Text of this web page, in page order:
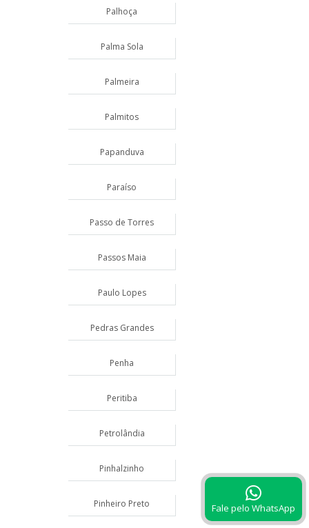
Palhoça
Palma Sola
Palmeira
Palmitos
Papanduva
Paraíso
Passo de Torres
Passos Maia
Paulo Lopes
Pedras Grandes
Penha
Peritiba
Petrolândia
Pinhalzinho
Pinheiro Preto Fale pelo WhatsApp